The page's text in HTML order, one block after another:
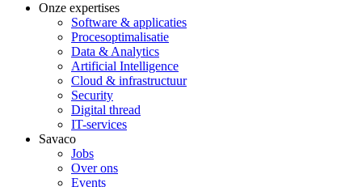
Onze expertises
Software & applicaties
Procesoptimalisatie
Data & Analytics
Artificial Intelligence
Cloud & infrastructuur
Security
Digital thread
IT-services
Savaco
Jobs
Over ons
Events